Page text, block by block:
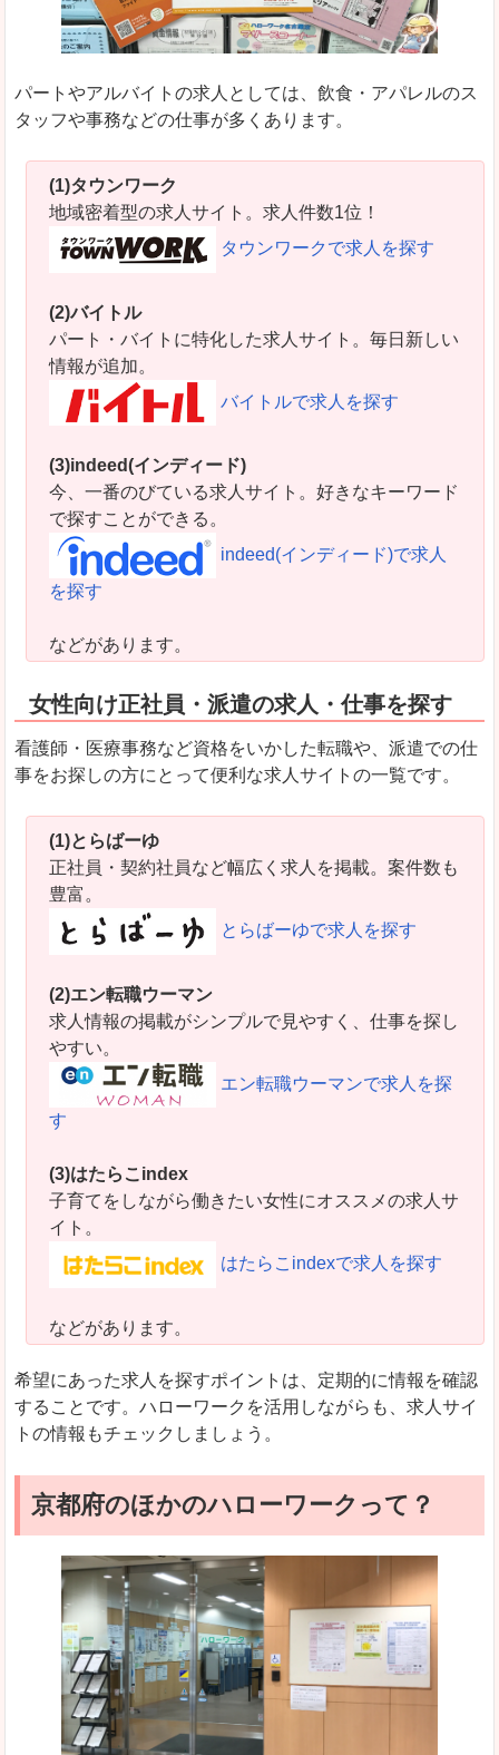
パートやアルバイトの求人としては、飲食・アパレルのス
タッフや事務などの仕事が多くあります。
(1)タウンワーク
地域密着型の求人サイト。求人件数1位！
タウンワークで求人を探す
(2)バイトル
パート・バイトに特化した求人サイト。毎日新しい
情報が追加。
バイトルで求人を探す
(3)indeed(インディード)
今、一番のびている求人サイト。好きなキーワード
で探すことができる。
indeed(インディード)で求人
を探す
などがあります。
女性向け正社員・派遣の求人・仕事を探す
看護師・医療事務など資格をいかした転職や、派遣での仕
事をお探しの方にとって便利な求人サイトの一覧です。
(1)とらばーゆ
正社員・契約社員など幅広く求人を掲載。案件数も
豊富。
とらばーゆで求人を探す
(2)エン転職ウーマン
求人情報の掲載がシンプルで見やすく、仕事を探し
やすい。
エン転職ウーマンで求人を探
す
(3)はたらこindex
子育てをしながら働きたい女性にオススメの求人サ
イト。
はたらこindexで求人を探す
などがあります。
希望にあった求人を探すポイントは、定期的に情報を確認
することです。ハローワークを活用しながらも、求人サイ
トの情報もチェックしましょう。
京都府のほかのハローワークって？